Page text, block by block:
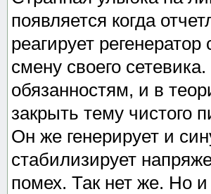
появляется когда
реагирует
смену своего
обязанностям, и в
закрыть тему чистого
Он же генерирует и
стабилизирует
помех. Так нет же. Но